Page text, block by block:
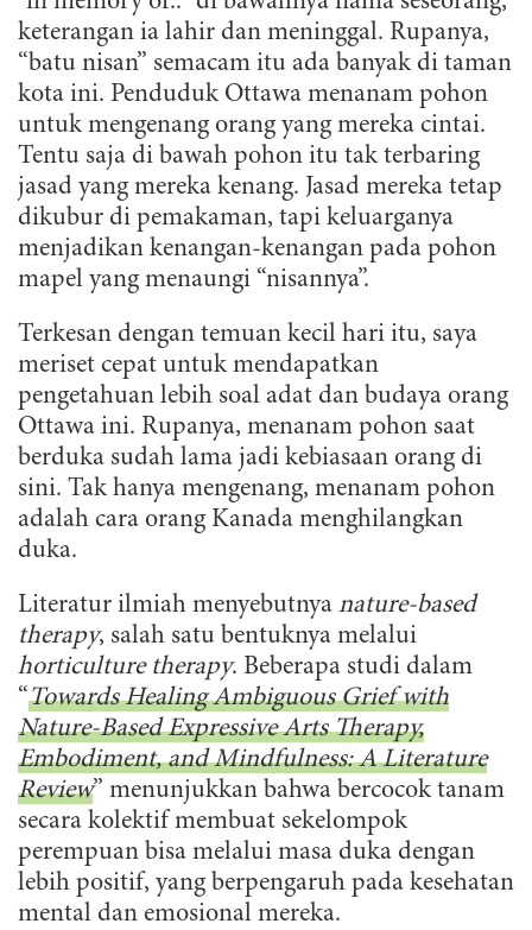
keterangan ia lahir dan meninggal. Rupanya,
“batu nisan” semacam itu ada banyak di taman
kota ini. Penduduk Ottawa menanam pohon
untuk mengenang orang yang mereka cintai.
Tentu saja di bawah pohon itu tak terbaring
jasad yang mereka kenang. Jasad mereka tetap
dikubur di pemakaman, tapi keluarganya
menjadikan kenangan-kenangan pada pohon
mapel yang menaungi “nisannya”.
Terkesan dengan temuan kecil hari itu, saya
meriset cepat untuk mendapatkan
pengetahuan lebih soal adat dan budaya orang
Ottawa ini. Rupanya, menanam pohon saat
berduka sudah lama jadi kebiasaan orang di
sini. Tak hanya mengenang, menanam pohon
adalah cara orang Kanada menghilangkan
duka.
Literatur ilmiah menyebutnya nature-based
therapy, salah satu bentuknya melalui
horticulture therapy. Beberapa studi dalam
“Towards Healing Ambiguous Grief with
Nature-Based Expressive Arts Therapy,
Embodiment, and Mindfulness: A Literature
Review” menunjukkan bahwa bercocok tanam
secara kolektif membuat sekelompok
perempuan bisa melalui masa duka dengan
lebih positif, yang berpengaruh pada kesehatan
mental dan emosional mereka.